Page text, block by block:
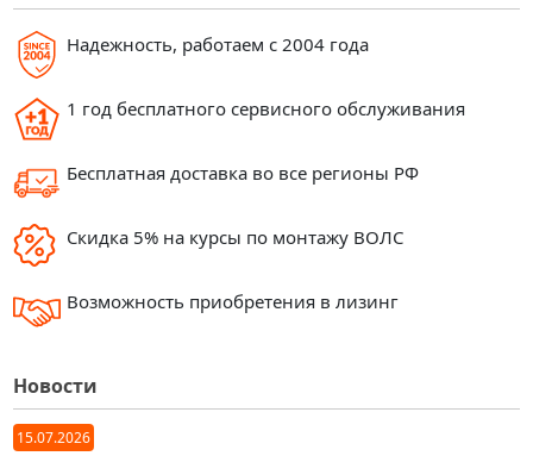
Надежность, работаем с 2004 года
1 год бесплатного сервисного обслуживания
Бесплатная доставка во все регионы РФ
Скидка 5% на курсы по монтажу ВОЛС
Возможность приобретения в лизинг
Новости
15.07.2026